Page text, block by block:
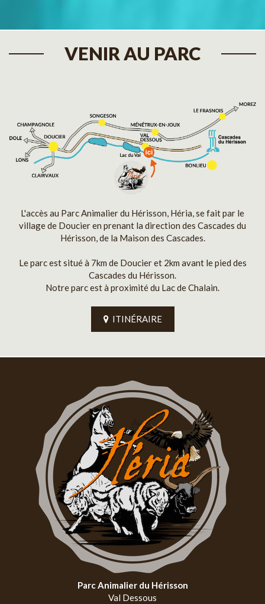
VENIR AU PARC
L'accès au Parc Animalier du Hérisson, Héria, se fait par le
village de Doucier en prenant la direction des Cascades du
Hérisson, de la Maison des Cascades.
Le parc est situé à 7km de Doucier et 2km avant le pied des
Cascades du Hérisson.
Notre parc est à proximité du Lac de Chalain.
ITINÉRAIRE
Parc Animalier du Hérisson
Val Dessous